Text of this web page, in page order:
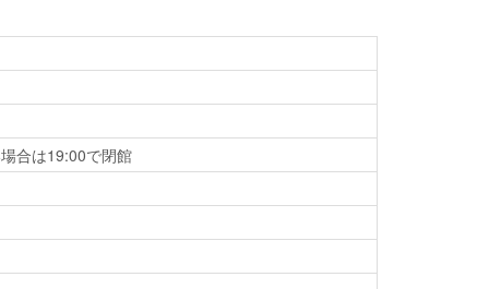
合は19:00で閉館